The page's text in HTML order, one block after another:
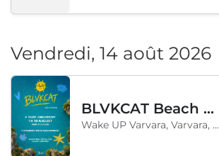
Vendredi, 14 août 2026
BLVKCAT Beach Festival 2026, Wake up Varvara
Wake UP Varvara, Varvara, BG